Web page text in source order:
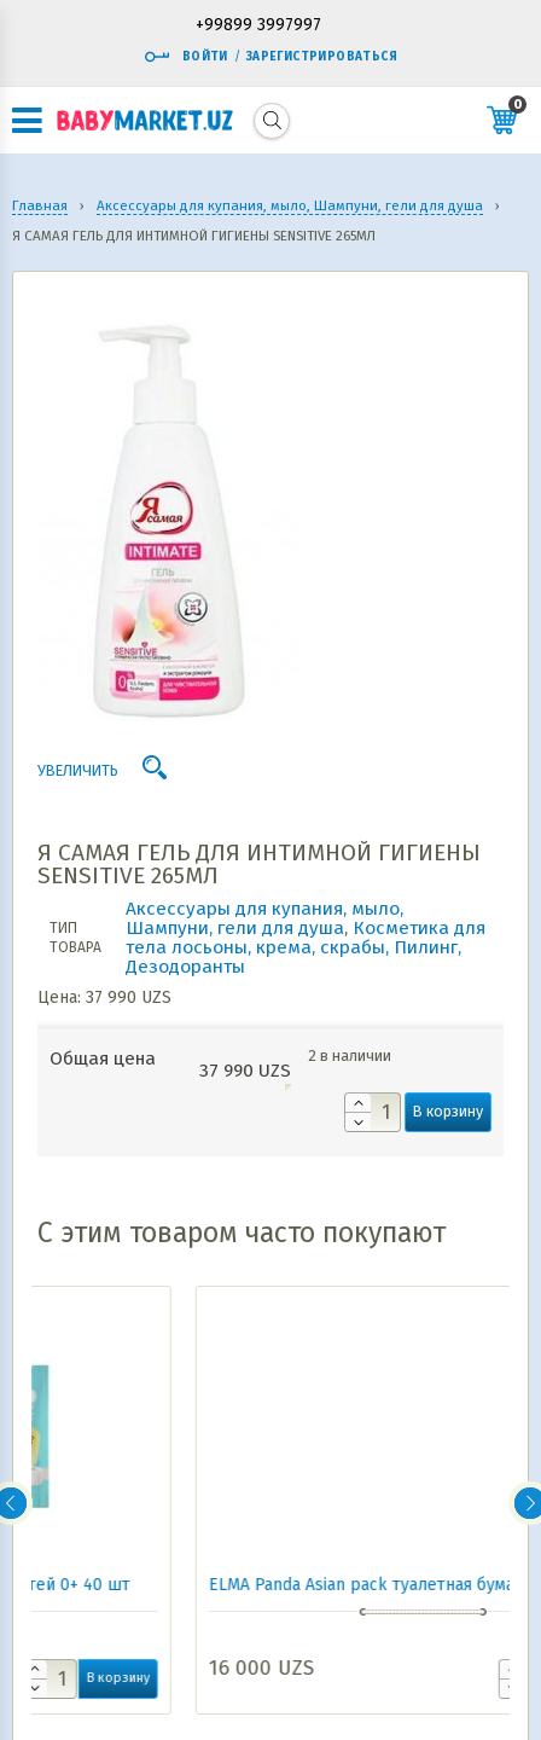
+99899 3997997
ВОЙТИ / ЗАРЕГИСТРИРОВАТЬСЯ
0
Главная › Аксессуары для купания, мыло, Шампуни, гели для душа
›
Я САМАЯ ГЕЛЬ ДЛЯ ИНТИМНОЙ ГИГИЕНЫ SENSITIVE 265МЛ
УВЕЛИЧИТЬ
Я САМАЯ ГЕЛЬ ДЛЯ ИНТИМНОЙ ГИГИЕНЫ
SENSITIVE 265МЛ
ТИП
ТОВАРА
Аксессуары для купания, мыло,
Шампуни, гели для душа, Косметика для
тела лосьоны, крема, скрабы, Пилинг,
Дезодоранты
Цена: 37 990 UZS
Общая цена
37 990 UZS
2 в наличии
В корзину
С этим товаром часто покупают
ELMA Panda Asian pack туалетная бумага Elma 6шт
16 000UZS